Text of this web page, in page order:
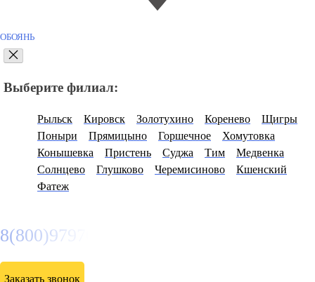
ОБОЯНЬ
Выберите филиал:
Рыльск Кировск Золотухино Коренево
Щигры
Поныри
Прямицыно Горшечное
Хомутовка
Конышевка
Пристень Суджа Тим
Медвенка
Солнцево
Глушково Черемисиново
Кшенский
Фатеж
8(800)9797043
Заказать звонок